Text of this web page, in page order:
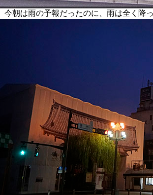
今朝は雨の予報だったのに、雨は全く降